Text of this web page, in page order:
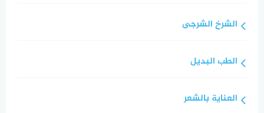
الشرخ الشرجى
الطب البديل
العناية بالشعر